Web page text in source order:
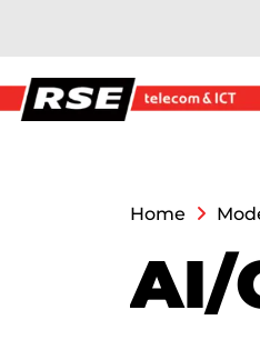
Home
AI/